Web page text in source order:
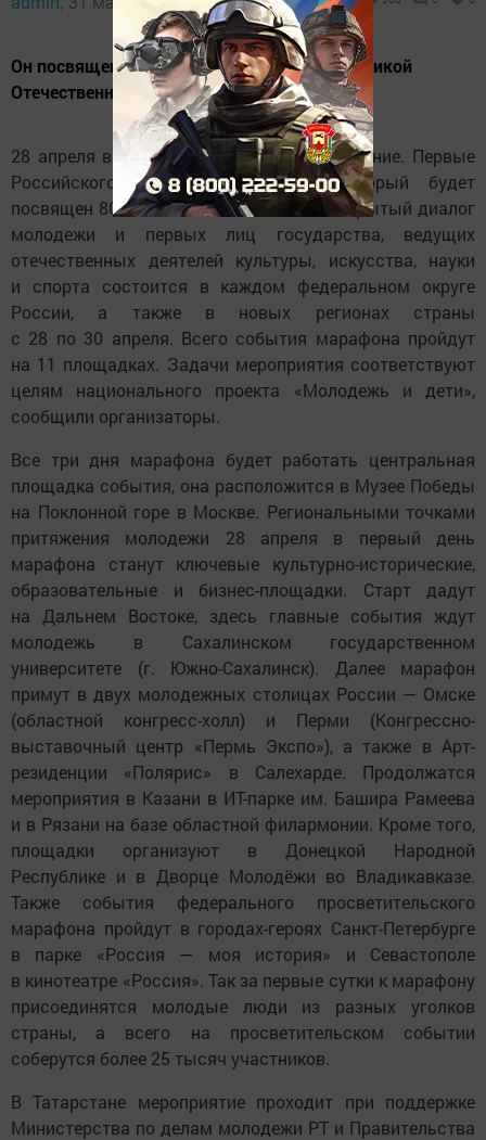
Он посвящен 80-й годовщине Победы в Великой
Отечественной войне.
28 апреля в Казани пройдет марафон Знание. Первые
Российского общества «Знание», который будет
посвящен 80-летию Великой Победы. Открытый диалог
молодежи и первых лиц государства, ведущих
отечественных деятелей культуры, искусства, науки
и спорта состоится в каждом федеральном округе
России, а также в новых регионах страны
с 28 по 30 апреля. Всего события марафона пройдут
на 11 площадках. Задачи мероприятия соответствуют
целям национального проекта «Молодежь и дети»,
сообщили организаторы.
Все три дня марафона будет работать центральная
площадка события, она расположится в Музее Победы
на Поклонной горе в Москве. Региональными точками
притяжения молодежи 28 апреля в первый день
марафона станут ключевые культурно-исторические,
образовательные и бизнес-площадки. Старт дадут
на Дальнем Востоке, здесь главные события ждут
молодежь в Сахалинском государственном
университете (г. Южно-Сахалинск). Далее марафон
примут в двух молодежных столицах России — Омске
(областной конгресс-холл) и Перми (Конгрессно-
выставочный центр «Пермь Экспо»), а также в Арт-
резиденции «Полярис» в Салехарде. Продолжатся
мероприятия в Казани в ИТ-парке им. Башира Рамеева
и в Рязани на базе областной филармонии. Кроме того,
площадки организуют в Донецкой Народной
Республике и в Дворце Молодёжи во Владикавказе.
Также события федерального просветительского
марафона пройдут в городах-героях Санкт-Петербурге
в парке «Россия — моя история» и Севастополе
в кинотеатре «Россия». Так за первые сутки к марафону
присоединятся молодые люди из разных уголков
страны, а всего на просветительском событии
соберутся более 25 тысяч участников.
В Татарстане мероприятие проходит при поддержке
Министерства по делам молодежи РТ и Правительства